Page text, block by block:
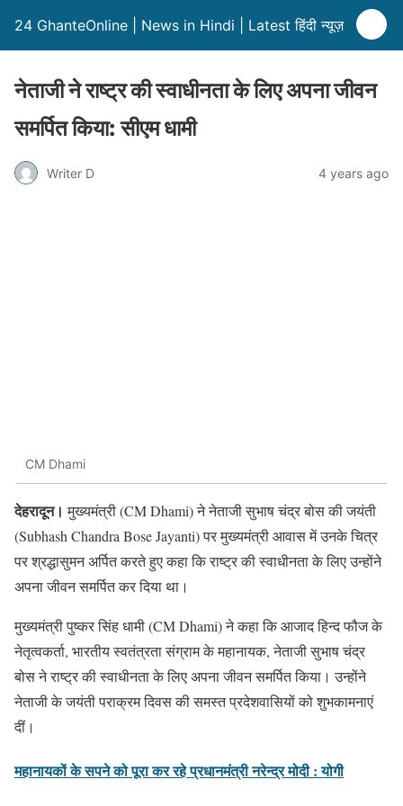
24 GhanteOnline | News in Hindi | Latest हिंदी न्यूज़
नेताजी ने राष्ट्र की स्वाधीनता के लिए अपना जीवन
समर्पित किया: सीएम धामी
Writer D 4 years ago
CM Dhami
देहरादून। मुख्यमंत्री (CM Dhami) ने नेताजी सुभाष चंद्र बोस की जयंती
(Subhash Chandra Bose Jayanti) पर मुख्यमंत्री आवास में उनके चित्र
पर श्रद्धासुमन अर्पित करते हुए कहा कि राष्ट्र की स्वाधीनता के लिए उन्होंने
अपना जीवन समर्पित कर दिया था।
मुख्यमंत्री पुष्कर सिंह धामी (CM Dhami) ने कहा कि आजाद हिन्द फौज के
नेतृत्वकर्ता, भारतीय स्वतंत्रता संग्राम के महानायक, नेताजी सुभाष चंद्र
बोस ने राष्ट्र की स्वाधीनता के लिए अपना जीवन समर्पित किया। उन्होंने
नेताजी के जयंती पराक्रम दिवस की समस्त प्रदेशवासियों को शुभकामनाएं
दीं।
महानायकों के सपने को पूरा कर रहे प्रधानमंत्री नरेन्द्र मोदी : योगी